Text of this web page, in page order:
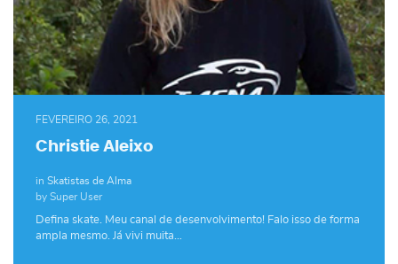
FEVEREIRO 26, 2021
Christie Aleixo
in Skatistas de Alma
by Super User
Defina skate. Meu canal de desenvolvimento! Falo isso de forma
ampla mesmo. Já vivi muita…